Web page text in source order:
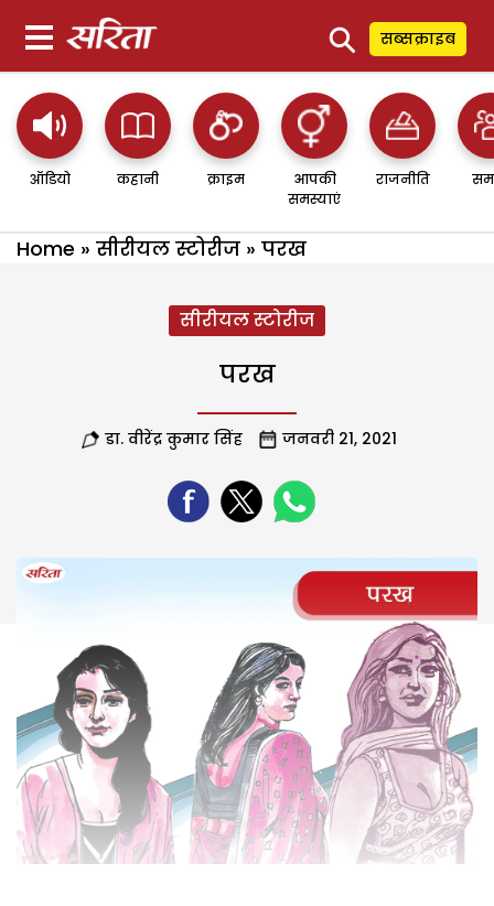
⚲ सब्सक्राइब
ऑडियो कहानी क्राइम
आपकी
समस्याएं
राजनीति
Home » सीरीयल स्टोरीज » परख
सीरीयल स्टोरीज
परख
डा. वीरेंद्र कुमार सिंह जनवरी 21, 2021